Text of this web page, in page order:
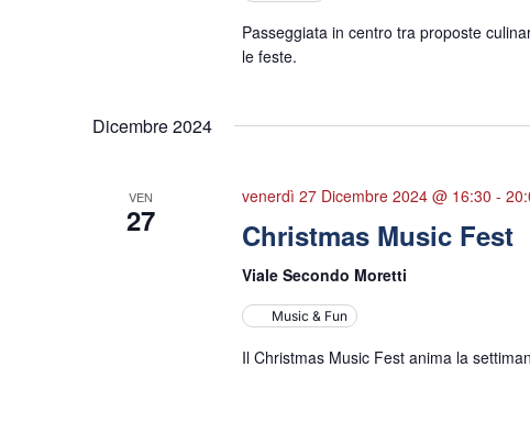
Passeggiata in centro tra proposte
le feste.
Dicembre 2024
VEN
27
venerdì 27 Dicembre 2024 @ 16:30 -
Christmas Music Fest
Viale Secondo Moretti
Music & Fun
Il Christmas Music Fest anima la